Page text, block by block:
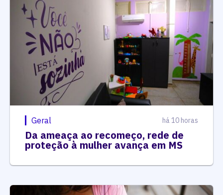
Geral há 10 horas
Da ameaça ao recomeço, rede de
proteção à mulher avança em MS